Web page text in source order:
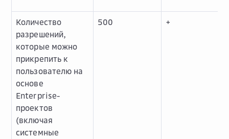
Количество
разрешений,
которые можно
прикрепить к
пользователю на
основе
Enterprise-
проектов
(включая
системные
500 +